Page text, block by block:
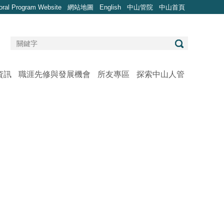
Program Website 網站地圖 English 中山管院 中山首頁
探索中山人管
所友專區
職涯先修與發展機會
訊